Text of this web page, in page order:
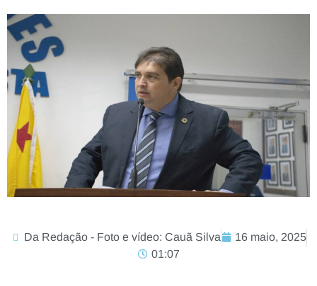
Da Redação - Foto e vídeo: Cauã Silva
16 maio, 2025
01:07